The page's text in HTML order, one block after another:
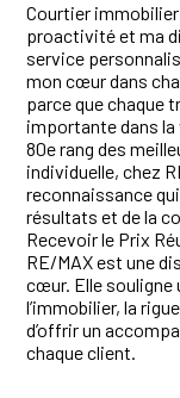
Courtier
proactivité et ma
service
mon cœur dans
parce que chaque
importante dans la
80e rang des
individuelle, chez
reconnaissance
résultats et de la
Recevoir le Prix
RE/MAX est une
cœur. Elle souligne
l’immobilier, la
d’offrir un
chaque client.